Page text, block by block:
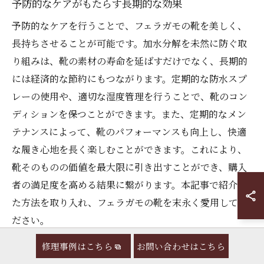
予防的なケアがもたらす長期的な効果
予防的なケアを行うことで、フェラガモの靴を美しく、
長持ちさせることが可能です。加水分解を未然に防ぐ取
り組みは、靴の素材の寿命を延ばすだけでなく、長期的
には経済的な節約にもつながります。定期的な防水スプ
レーの使用や、適切な湿度管理を行うことで、靴のコン
ディションを保つことができます。また、定期的なメン
テナンスによって、靴のパフォーマンスも向上し、快適
な履き心地を長く楽しむことができます。これにより、
靴そのものの価値を最大限に引き出すことができ、購入
者の満足度を高める結果に繋がります。本記事で紹介し
た方法を取り入れ、フェラガモの靴を末永く愛用してく
ださい。
修理事例はこちら お問い合わせはこちら